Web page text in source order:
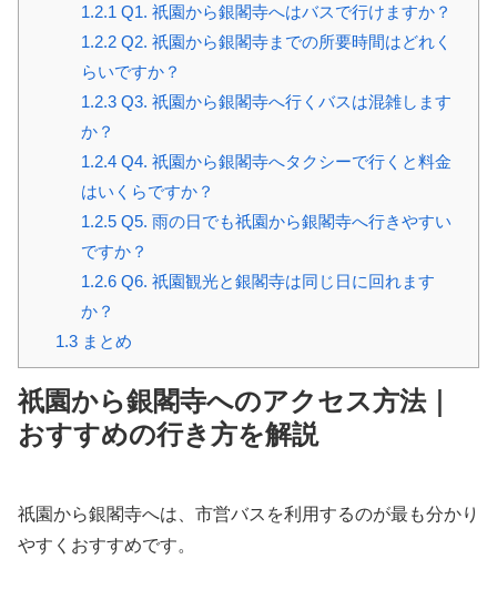
1.2.1 Q1. 祇園から銀閣寺へはバスで行けますか？
1.2.2Q2. 祇園から銀閣寺までの所要時間はどれく
らいですか？
1.2.3Q3. 祇園から銀閣寺へ行くバスは混雑します
か？
1.2.4Q4. 祇園から銀閣寺へタクシーで行くと料金
はいくらですか？
1.2.5Q5. 雨の日でも祇園から銀閣寺へ行きやすい
ですか？
1.2.6Q6. 祇園観光と銀閣寺は同じ日に回れます
か？
1.3まとめ
祇園から銀閣寺へのアクセス方法｜
おすすめの行き方を解説
祇園から銀閣寺へは、市営バスを利用するのが最も分かり
やすくおすすめです。